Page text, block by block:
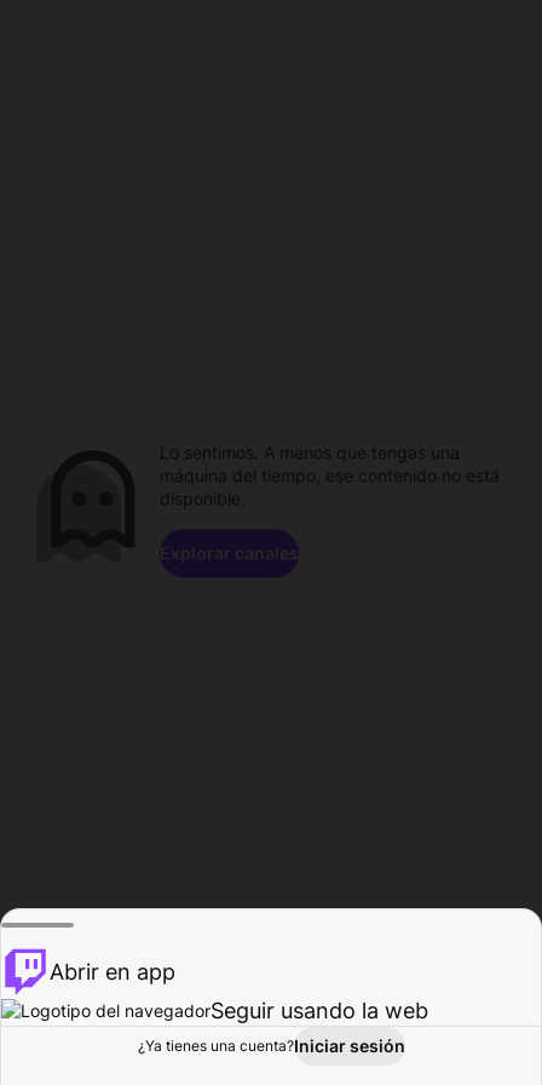
Explorar Actividad
Lo sentimos. A menos que tengas una
máquina del tiempo, ese contenido no está
disponible.
Explorar canales
Abrir en app
Seguir usando la web
¿Ya tienes una cuenta?Iniciar sesión